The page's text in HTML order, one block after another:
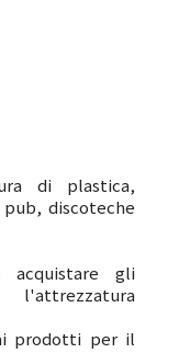
di plastica,
discoteche
acquistare gli
prodotti per il